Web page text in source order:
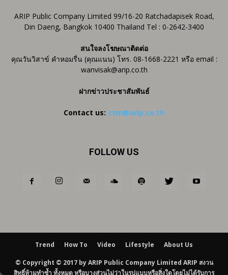
ARIP Public Company Limited 99/16-20 Ratchadapisek Road,
Din Daeng, Bangkok 10400 Thailand Tel : 0-2642-3400
สนใจลงโฆษณาติดต่อ
คุณวันวิสาข์ คำหอมรื่น (คุณแนน) โทร. 08-1668-2221 หรือ email :
wanvisak@arip.co.th
ฝากข่าวประชาสัมพันธ์
Contact us: ctm@arip.co.th
FOLLOW US
Trend How To Video Lifestyle About Us
© Copyright © 2017 by ARIP Public Company Limited ARIP สงวน
สิทธิ์ห้ามทำซ้ำ ทั้งหมด หรือบางส่วนไม่ว่าในรูปแบบหรือสิ่งใดโดยไม่ได้รับการ